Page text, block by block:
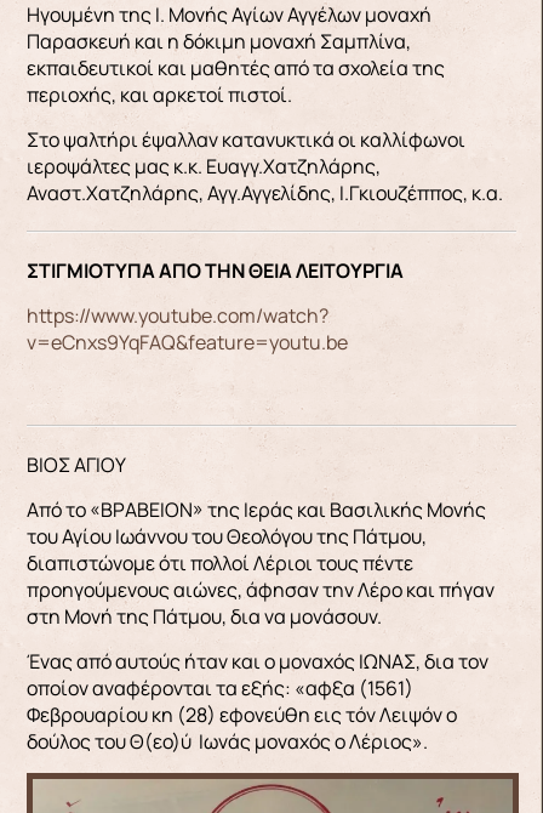
Ηγουμένη της Ι. Μονής Αγίων Αγγέλων μοναχή
Παρασκευή και η δόκιμη μοναχή Σαμπλίνα,
εκπαιδευτικοί και μαθητές από τα σχολεία της
περιοχής, και αρκετοί πιστοί.
Στο ψαλτήρι έψαλλαν κατανυκτικά οι καλλίφωνοι
ιεροψάλτες μας κ.κ. Ευαγγ.Χατζηλάρης,
Αναστ.Χατζηλάρης, Αγγ.Αγγελίδης, Ι.Γκιουζέππος, κ.α.
ΣΤΙΓΜΙΟΤΥΠΑ ΑΠΟ ΤΗΝ ΘΕΙΑ ΛΕΙΤΟΥΡΓΙΑ
https://www.youtube.com/watch?
v=eCnxs9YqFAQ&feature=youtu.be
ΒΙΟΣ ΑΓΙΟΥ
Από το «ΒΡΑΒΕΙΟΝ» της Ιεράς και Βασιλικής Μονής
του Αγίου Ιωάννου του Θεολόγου της Πάτμου,
διαπιστώνομε ότι πολλοί Λέριοι τους πέντε
προηγούμενους αιώνες, άφησαν την Λέρο και πήγαν
στη Μονή της Πάτμου, δια να μονάσουν.
Ένας από αυτούς ήταν και ο μοναχός ΙΩΝΑΣ, δια τον
οποίον αναφέρονται τα εξής: «αφξα (1561)
Φεβρουαρίου κη (28) εφονεύθη εις τόν Λειψόν ο
δούλος του Θ(εο)ύ Ιωνάς μοναχός ο Λέριος».